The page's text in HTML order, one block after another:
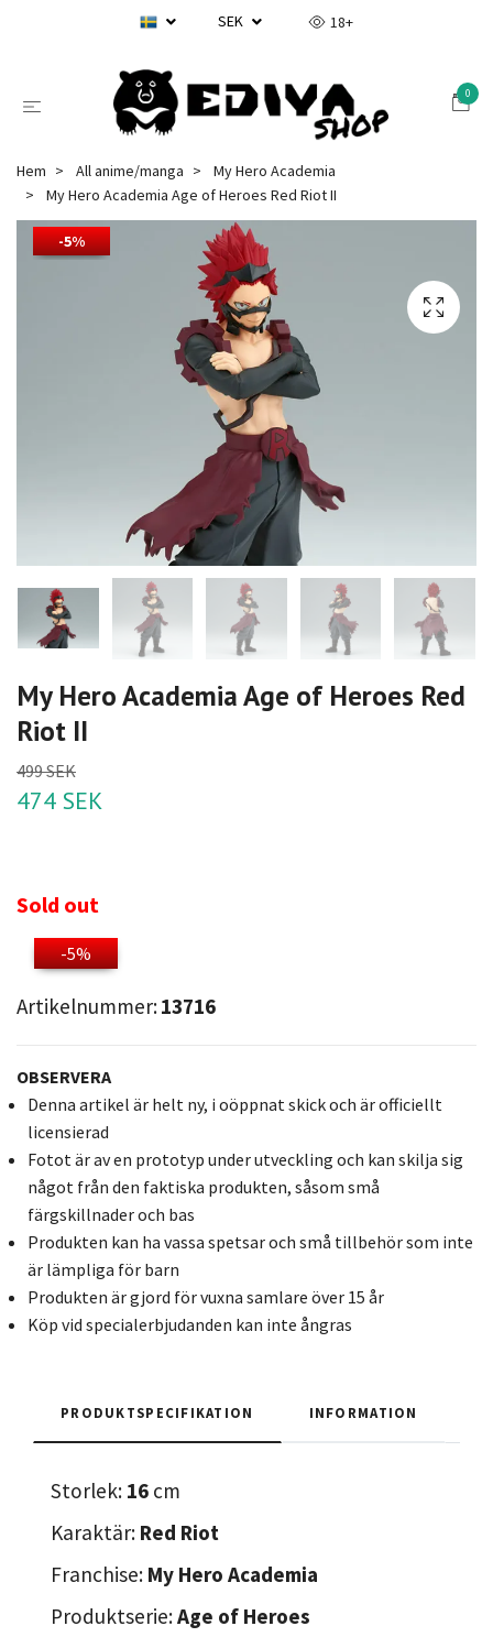
SEK 18+
0
Hem All anime/manga
My Hero Academia
My Hero Academia Age of Heroes Red Riot II
-5%
My Hero Academia Age of Heroes Red
Riot II
499 SEK
474 SEK
Sold out
-5%
Artikelnummer:13716
OBSERVERA
Denna artikel är helt ny, i oöppnat skick och är officiellt
licensierad
Fotot är av en prototyp under utveckling och kan skilja sig
något från den faktiska produkten, såsom små
färgskillnader och bas
Produkten kan ha vassa spetsar och små tillbehör som inte
är lämpliga för barn
Produkten är gjord för vuxna samlare över 15 år
Köp vid specialerbjudanden kan inte ångras
PRODUKTSPECIFIKATION INFORMATION
Storlek: 16 cm
Karaktär: Red Riot
Franchise: My Hero Academia
Produktserie:Age of Heroes